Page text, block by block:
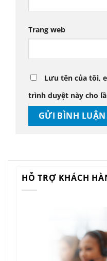
HỖ TRỢ KHÁCH
Trang web
Lưu tên của tôi,
trình duyệt này cho